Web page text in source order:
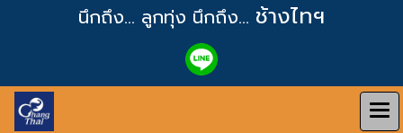
นึกถึง... ลูกทุ่ง นึกถึง... ช้างไทฯ